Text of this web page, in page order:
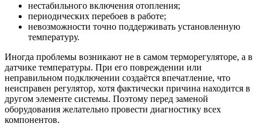
нестабильного включения отопления;
периодических перебоев в работе;
невозможности точно поддерживать установленную
температуру.
Иногда проблемы возникают не в самом терморегуляторе, а в
датчике температуры. При его повреждении или
неправильном подключении создаётся впечатление, что
неисправен регулятор, хотя фактически причина находится в
другом элементе системы. Поэтому перед заменой
оборудования желательно провести диагностику всех
компонентов.